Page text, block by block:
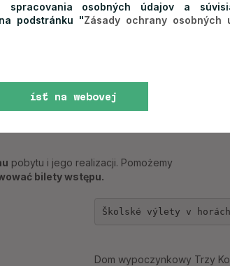
nich tajniki rzeźbienia w drewnie,
się doić to zwierzę. Następnie
jak wyrabia się masło, w czym będą
pobytu i jego realizacji. Pomożemy
bilety wstępu.
Školské výlety v horách
Dom wypoczynkowy Trzy
osobných údajov a
podstránku "Zásady ochrany osobných
ísť na webovej